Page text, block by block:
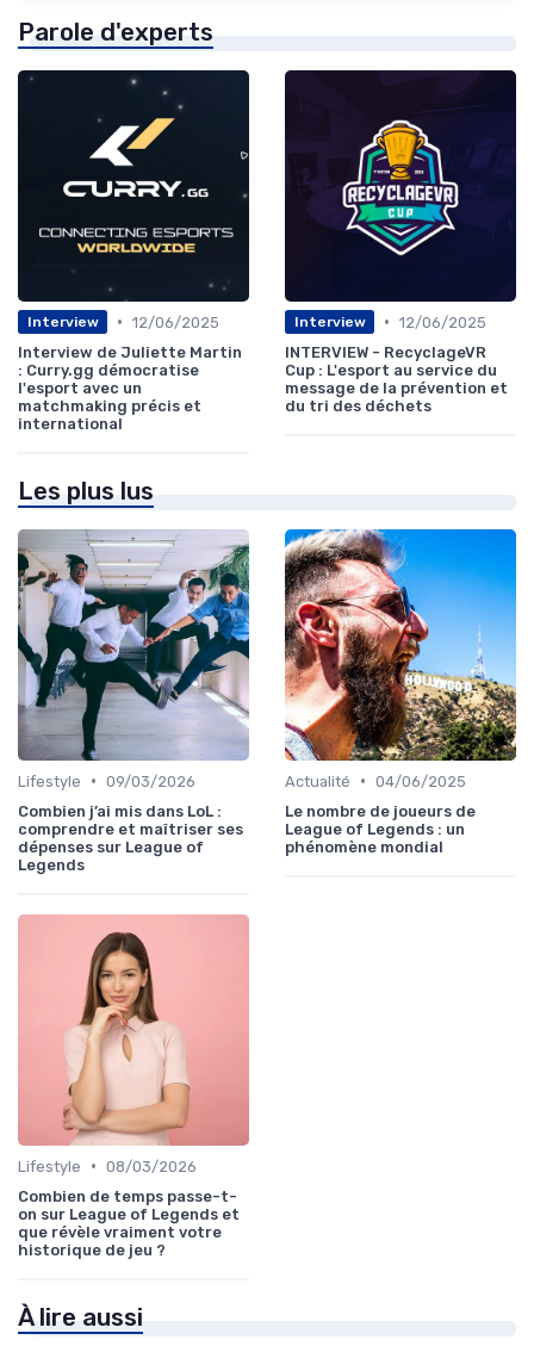
Parole d'experts
Interview • 12/06/2025
Interview de Juliette Martin
: Curry.gg démocratise
l'esport avec un
matchmaking précis et
international
Interview • 12/06/2025
INTERVIEW - RecyclageVR
Cup : L'esport au service du
message de la prévention et
du tri des déchets
Les plus lus
Lifestyle • 09/03/2026
Combien j’ai mis dans LoL :
comprendre et maîtriser ses
dépenses sur League of
Legends
Actualité • 04/06/2025
Le nombre de joueurs de
League of Legends : un
phénomène mondial
Lifestyle • 08/03/2026
Combien de temps passe-t-
on sur League of Legends et
que révèle vraiment votre
historique de jeu ?
À lire aussi